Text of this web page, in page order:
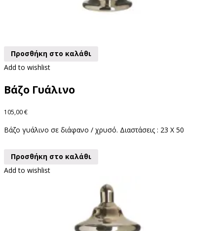
Προσθήκη στο καλάθι
Add to wishlist
Βάζο Γυάλινο
105,00€
Βάζο γυάλινο σε διάφανο / χρυσό. Διαστάσεις : 23 X 50
Προσθήκη στο καλάθι
Add to wishlist